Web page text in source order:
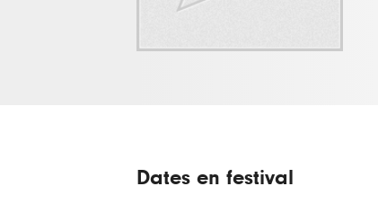
Dates en festival